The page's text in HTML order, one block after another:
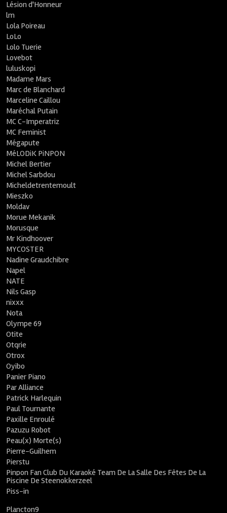
Lésion d'Honneur
lm
Lola Poireau
LoLo
Lolo Tuerie
Lovebot
luluskopi
Madame Mars
Marc de Blanchard
Marceline Caillou
Maréchal Putain
MC C-Imperatriz
MC Feminist
Mégapute
MéLODiK PiNPON
Michel Bertier
Michel Sarbdou
Micheldetrentemoult
Mieszko
Moldav
Morue Mekanik
Morusque
Mr Kindhoover
MYCOSTER
Nadine Graudchibre
Napel
NATE
Nils Gasp
nixxx
Nota
Olympe 69
Otite
Otqrie
Otrox
Oyibo
Panier Piano
Par Alliance
Patrick Harlequin
Paul Tournante
Paxille Enroulé
Pazuzu Robot
Peau(x) Morte(s)
Pierre-Guilhem
Pierstu
Pinpon Fan Club Du Karaoké Team De La Salle Des Fêtes De La
Piscine De Steenokkerzeel
Piss-in
Plancton9